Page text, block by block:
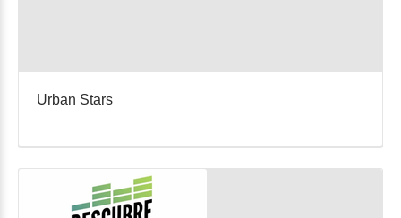
Urban Stars